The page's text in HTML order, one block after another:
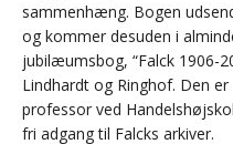
sammenhæng. Bogen
og kommer desuden i
jubilæumsbog, “Falck 1906-
Lindhardt og Ringhof. Den
professor ved
fri adgang til Falcks arkiver.